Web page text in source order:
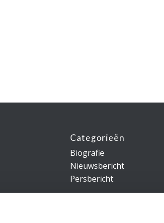
Categorieën
Biografie
Nieuwsbericht
Persbericht